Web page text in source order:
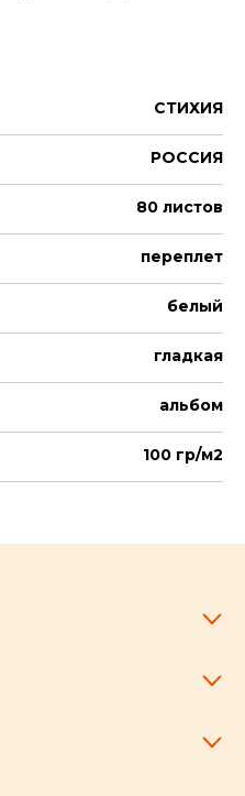
СТИХИЯ
РОССИЯ
80 листов
переплет
белый
гладкая
альбом
100 гр/м2